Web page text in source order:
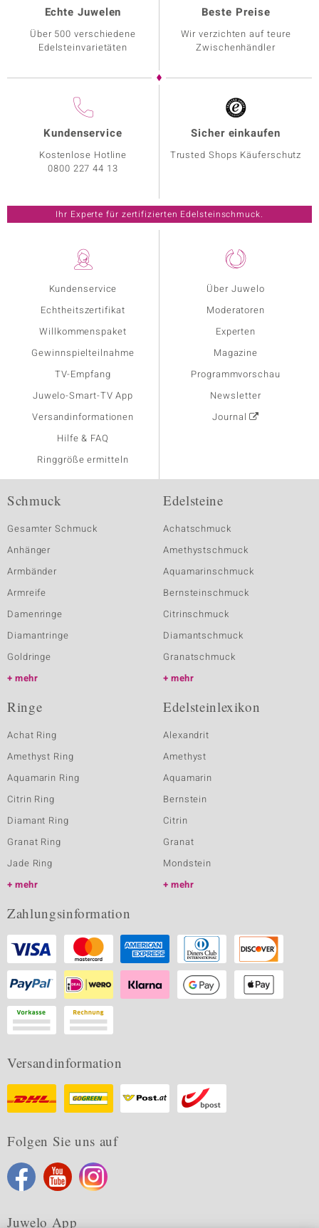
Kundenservice
Echtheitszertifikat
Willkommenspaket
Gewinnspielteilnahme
TV-Empfang
Juwelo-Smart-TV App
Versandinformationen
Hilfe & FAQ
Ringgröße ermitteln
Über Juwelo
Moderatoren
Experten
Magazine
Programmvorschau
Newsletter
Journal
Echte Juwelen
Über 500 verschiedene
Edelsteinvarietäten
Beste Preise
Wir verzichten auf teure
Zwischenhändler
Kundenservice
Kostenlose Hotline
0800 227 44 13
Sicher einkaufen
Trusted Shops Käuferschutz
Ihr Experte für zertifizierten Edelsteinschmuck.
Schmuck
Gesamter Schmuck
Anhänger
Armbänder
Armreife
Damenringe
Diamantringe
Goldringe
mehr
Edelsteine
Achatschmuck
Amethystschmuck
Aquamarinschmuck
Bernsteinschmuck
Citrinschmuck
Diamantschmuck
Granatschmuck
mehr
Ringe
Achat Ring
Amethyst Ring
Aquamarin Ring
Citrin Ring
Diamant Ring
Granat Ring
Jade Ring
mehr
Edelsteinlexikon
Alexandrit
Amethyst
Aquamarin
Bernstein
Citrin
Granat
Mondstein
mehr
Zahlungsinformation
Versandinformation
Folgen Sie uns auf
Juwelo App